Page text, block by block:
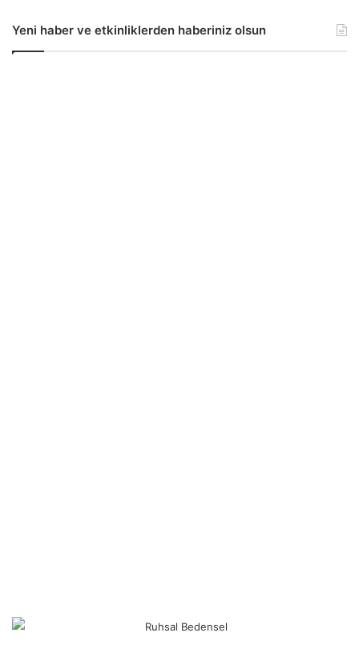
Yeni haber ve etkinliklerden haberiniz olsun